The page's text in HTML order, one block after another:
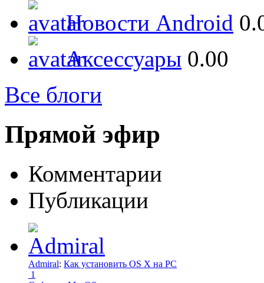
Новости Android
Аксессуары 0.00
Все блоги
Прямой эфир
Комментарии
Публикации
Admiral: Как установить OS X на PC
1